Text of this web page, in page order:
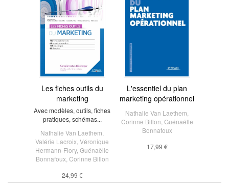
Les fiches outils du
marketing
Avec modèles, outils, fiches
pratiques, schémas...
Nathalie Van Laethem
Valérie Lacroix Véronique
Hermann-Flory, Guénaëlle
Bonnafoux Corinne Billon
24,99 €
L'essentiel du plan
marketing opérationnel
Nathalie Van Laethem
Corinne Billon Guénaëlle
Bonnafoux
17,99 €